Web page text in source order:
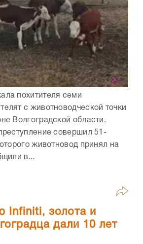
похитителя семи
с животноводческой точки
Волгоградской области.
совершил 51-
животновод принял на
в...
Infiniti, золота и
дали 10 лет